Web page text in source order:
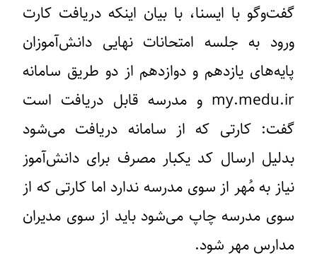
گفت‌وگو با ایسنا، با بیان اینکه دریافت کارت
ورود به جلسه امتحانات نهایی دانش‌آموزان
پایه‌های یازدهم و دوازدهم از دو طریق سامانه
my.medu.ir و مدرسه قابل دریافت است
گفت: کارتی که از سامانه دریافت می‌شود
بدلیل ارسال کد یکبار مصرف برای دانش‌آموز
نیاز به مُهر از سوی مدرسه ندارد اما کارتی که از
سوی مدرسه چاپ می‌شود باید از سوی مدیران
مدارس مهر شود.